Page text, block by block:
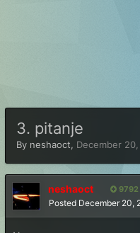
3. pitanje
By neshaoct, December
neshaoct 9792
Posted December 20,